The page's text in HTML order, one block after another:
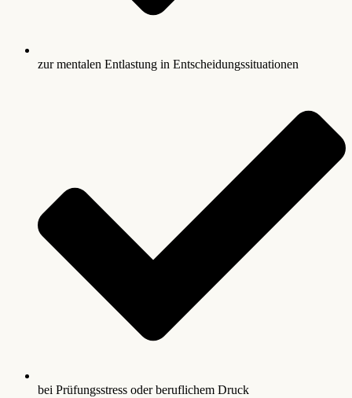
zur mentalen Entlastung in Entscheidungssituationen
bei Prüfungsstress oder beruflichem Druck